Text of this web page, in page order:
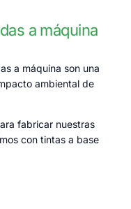
a máquina
a máquina son una
ambiental de
fabricar nuestras
con tintas a base